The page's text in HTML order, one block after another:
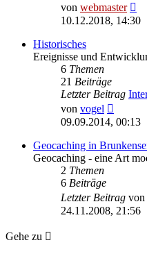
von webmaster
10.12.2018, 14:30
Historisches
Ereignisse und
6 Themen
21 Beiträge
Letzter Beitrag
von vogel
Beitrag
09.09.2014, 00:13
Geocaching in
Geocaching - eine Art
2 Themen
6 Beiträge
Letzter Beitrag von
24.11.2008, 21:56
Gehe zu